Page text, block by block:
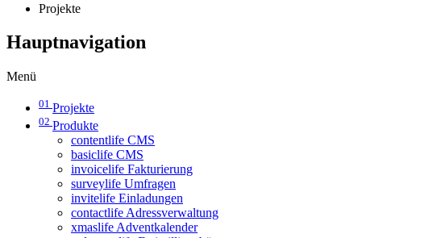
Projekte
Hauptnavigation
Menü
01 Projekte
02 Produkte
contentlife CMS
basiclife CMS
invoicelife Fakturierung
surveylife Umfragen
invitelife Einladungen
contactlife Adressverwaltung
xmaslife Adventkalender